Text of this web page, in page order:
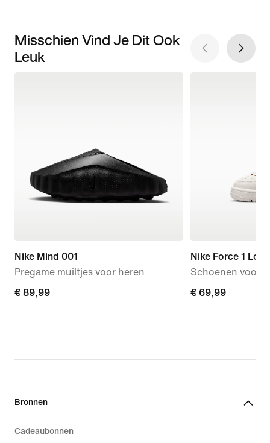
Misschien Vind Je Dit Ook
Leuk
Nike Mind 001
Pregame muiltjes voor heren
€ 89,99
€ 89,99
Nike Force 1 Low
Schoenen voor
€ 69,99
€ 69,99
Bronnen
Cadeaubonnen